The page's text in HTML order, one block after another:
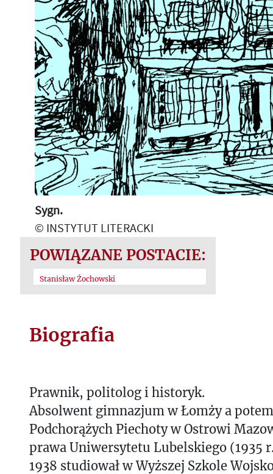
Sygn.
© INSTYTUT LITERACKI
POWIĄZANE POSTACIE:
Stanisław Żochowski
Biografia
Prawnik, politolog i historyk.
Absolwent gimnazjum w Łomży a
Podchorążych Piechoty w Ostrowi
prawa Uniwersytetu Lubelskiego (1935
1938 studiował w Wyższej Szkole